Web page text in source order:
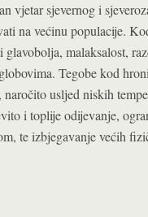
vjetar sjevernog i
na većinu populacije.
glavobolja, malaksalost,
Tegobe kod
usljed niskih
i toplije odijevanje,
te izbjegavanje većih